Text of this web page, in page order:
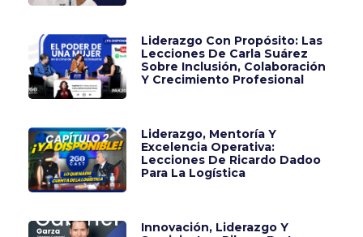
Liderazgo Con Propósito: Las
Lecciones De Carla Suárez
Sobre Inclusión, Colaboración
Y Crecimiento Profesional
Liderazgo, Mentoría Y
Excelencia Operativa:
Lecciones De Ricardo Dadoo
Para La Logística
Innovación, Liderazgo Y